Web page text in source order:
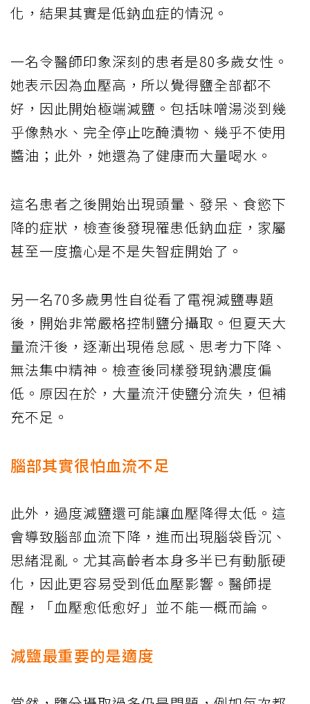
化，結果其實是低鈉血症的情況。
一名令醫師印象深刻的患者是80多歲女性。
她表示因為血壓高，所以覺得鹽全部都不
好，因此開始極端減鹽。包括味噌湯淡到幾
乎像熱水、完全停止吃醃漬物、幾乎不使用
醬油；此外，她還為了健康而大量喝水。
這名患者之後開始出現頭暈、發呆、食慾下
降的症狀，檢查後發現罹患低鈉血症，家屬
甚至一度擔心是不是失智症開始了。
另一名70多歲男性自從看了電視減鹽專題
後，開始非常嚴格控制鹽分攝取。但夏天大
量流汗後，逐漸出現倦怠感、思考力下降、
無法集中精神。檢查後同樣發現鈉濃度偏
低。原因在於，大量流汗使鹽分流失，但補
充不足。
腦部其實很怕血流不足
此外，過度減鹽還可能讓血壓降得太低。這
會導致腦部血流下降，進而出現腦袋昏沉、
思緒混亂。尤其高齡者本身多半已有動脈硬
化，因此更容易受到低血壓影響。醫師提
醒，「血壓愈低愈好」並不能一概而論。
減鹽最重要的是適度